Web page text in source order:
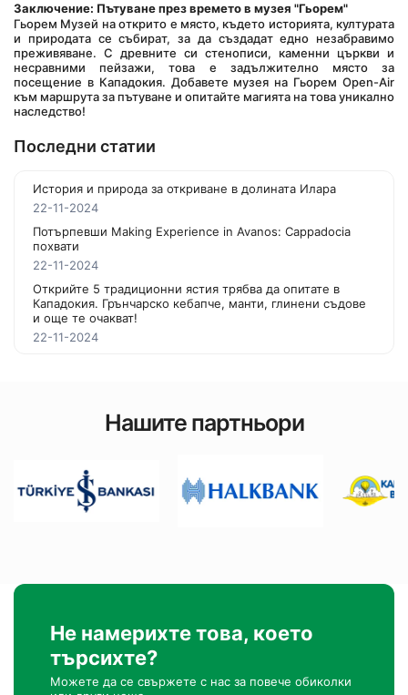
Заключение: Пътуване през времето в музея "Гьорем"
Гьорем Музей на открито е място, където историята, културата
и природата се събират, за да създадат едно незабравимо
преживяване. С древните си стенописи, каменни църкви и
несравними пейзажи, това е задължително място за
посещение в Кападокия. Добавете музея на Гьорем Open-Air
към маршрута за пътуване и опитайте магията на това уникално
наследство!
Последни статии
История и природа за откриване в долината Илара
22-11-2024
Потърпевши Making Experience in Avanos: Cappadocia
похвати
22-11-2024
Открийте 5 традиционни ястия трябва да опитате в
Кападокия. Грънчарско кебапче, манти, глинени съдове
и още те очакват!
22-11-2024
Нашите партньори
Не намерихте това, което
търсихте?
Можете да се свържете с нас за повече обиколки